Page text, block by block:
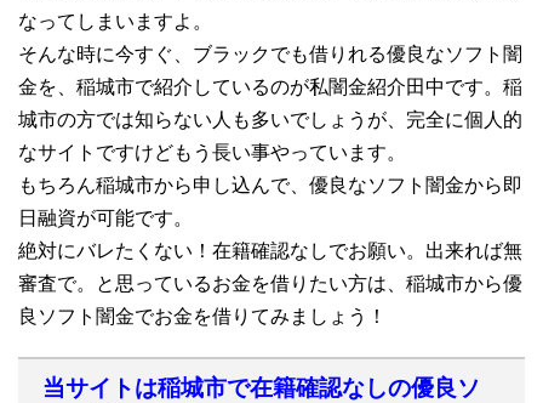
なってしまいますよ。
そんな時に今すぐ、ブラックでも借りれる優良なソフト闇
金を、稲城市で紹介しているのが私闇金紹介田中です。稲
城市の方では知らない人も多いでしょうが、完全に個人的
なサイトですけどもう長い事やっています。
もちろん稲城市から申し込んで、優良なソフト闇金から即
日融資が可能です。
絶対にバレたくない！在籍確認なしでお願い。出来れば無
審査で。と思っているお金を借りたい方は、稲城市から優
良ソフト闇金でお金を借りてみましょう！
当サイトは稲城市で在籍確認なしの優良ソ